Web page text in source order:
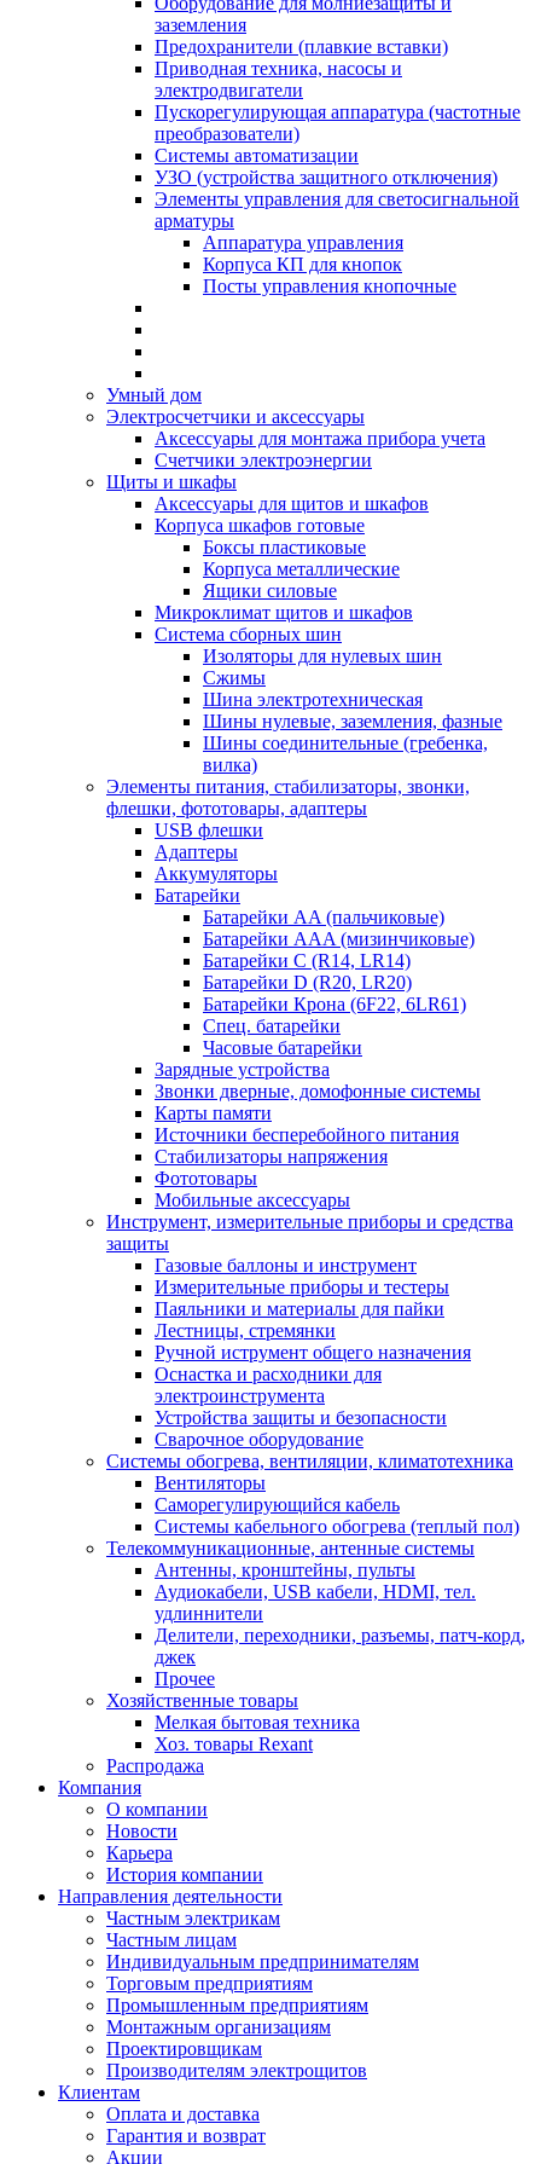
заземления
Предохранители (плавкие вставки)
Приводная техника, насосы и
электродвигатели
Пускорегулирующая аппаратура (частотные
преобразователи)
Системы автоматизации
УЗО (устройства защитного отключения)
Элементы управления для светосигнальной
арматуры
Аппаратура управления
Корпуса КП для кнопок
Посты управления кнопочные
Умный дом
Электросчетчики и аксессуары
Аксессуары для монтажа прибора учета
Счетчики электроэнергии
Щиты и шкафы
Аксессуары для щитов и шкафов
Корпуса шкафов готовые
Боксы пластиковые
Корпуса металлические
Ящики силовые
Микроклимат щитов и шкафов
Система сборных шин
Изоляторы для нулевых шин
Сжимы
Шина электротехническая
Шины нулевые, заземления, фазные
Шины соединительные (гребенка,
вилка)
Элементы питания, стабилизаторы, звонки,
флешки, фототовары, адаптеры
USB флешки
Адаптеры
Аккумуляторы
Батарейки
Батарейки AA (пальчиковые)
Батарейки AAA (мизинчиковые)
Батарейки C (R14, LR14)
Батарейки D (R20, LR20)
Батарейки Крона (6F22, 6LR61)
Спец. батарейки
Часовые батарейки
Зарядные устройства
Звонки дверные, домофонные системы
Карты памяти
Источники бесперебойного питания
Стабилизаторы напряжения
Фототовары
Мобильные аксессуары
Инструмент, измерительные приборы и средства
защиты
Газовые баллоны и инструмент
Измерительные приборы и тестеры
Паяльники и материалы для пайки
Лестницы, стремянки
Ручной иструмент общего назначения
Оснастка и расходники для
электроинструмента
Устройства защиты и безопасности
Сварочное оборудование
Системы обогрева, вентиляции, климатотехника
Вентиляторы
Саморегулирующийся кабель
Системы кабельного обогрева (теплый пол)
Телекоммуникационные, антенные системы
Антенны, кронштейны, пульты
Аудиокабели, USB кабели, HDMI, тел.
удлиннители
Делители, переходники, разъемы, патч-корд,
джек
Прочее
Хозяйственные товары
Мелкая бытовая техника
Хоз. товары Rexant
Распродажа
Компания
О компании
Новости
Карьера
История компании
Направления деятельности
Частным электрикам
Частным лицам
Индивидуальным предпринимателям
Торговым предприятиям
Промышленным предприятиям
Монтажным организациям
Проектировщикам
Производителям электрощитов
Клиентам
Оплата и доставка
Гарантия и возврат
Акции